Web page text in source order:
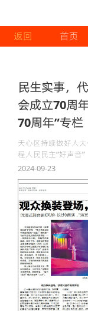
返回 首页
民生实事，
会成立70周
70周年”专
天心区持续做好人
程人民民主“好声音”
2024-09-23